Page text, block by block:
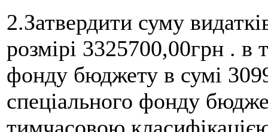
2.Затвердити суму
розмірі 3325700,00грн . в
фонду бюджету в сумі
спеціального фонду